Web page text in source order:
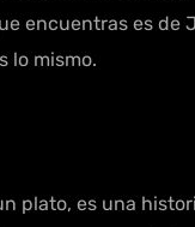
encuentras es de
lo mismo.
plato, es una